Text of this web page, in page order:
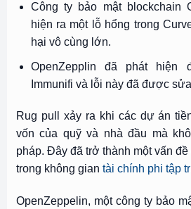
Công ty bảo mật blockchain
hiện ra một lỗ hổng trong
hại vô cùng lớn.
OpenZepplin đã phát hiện
Immunifi và lỗi này đã được
Rug pull xảy ra khi các dự án
vốn của quỹ và nhà đầu mà
pháp. Đây đã trở thành một vấn
trong không gian tài chính phi tập
OpenZeppelin, một công ty bảo